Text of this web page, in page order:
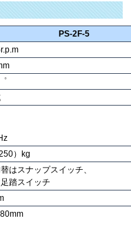
PS-2F-5
）kg
はスナップスイッチ、
踏スイッチ